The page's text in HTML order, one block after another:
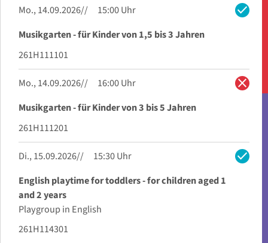
check
Mo., 14.09.2026
15:00 Uhr
Musikgarten - für Kinder von 1,5 bis 3 Jahren
261H111101
close
Mo., 14.09.2026
16:00 Uhr
Musikgarten - für Kinder von 3 bis 5 Jahren
261H111201
check
Di., 15.09.2026
15:30 Uhr
English playtime for toddlers - for children aged 1
and 2 years
Playgroup in English
261H114301